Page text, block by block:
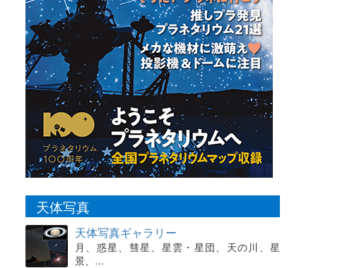
天体写真
天体写真ギャラリー
月、惑星、彗星、星雲・星団、天の川、星
景、…